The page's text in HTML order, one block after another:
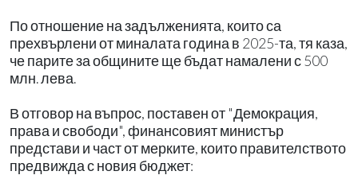
По отношение на задълженията, които са
прехвърлени от миналата година в 2025-та, тя каза,
че парите за общините ще бъдат намалени с 500
млн. лева.
В отговор на въпрос, поставен от "Демокрация,
права и свободи", финансовият министър
представи и част от мерките, които правителството
предвижда с новия бюджет: